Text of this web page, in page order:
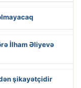
İlham Əliyevə
şikayətçidir